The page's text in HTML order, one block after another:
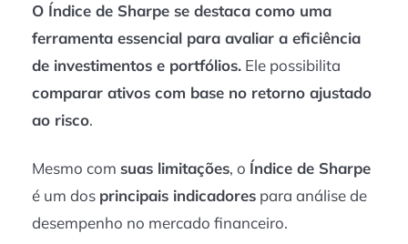
O Índice de Sharpe se destaca como uma
ferramenta essencial para avaliar a eficiência
de investimentos e portfólios. Ele possibilita
comparar ativos com base no retorno ajustado
ao risco.
Mesmo com suas limitações, o Índice de Sharpe
é um dos principais indicadores para análise de
desempenho no mercado financeiro.